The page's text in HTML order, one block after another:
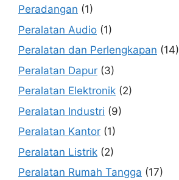
Peradangan (1)
Peralatan Audio (1)
Peralatan dan Perlengkapan (14)
Peralatan Dapur (3)
Peralatan Elektronik (2)
Peralatan Industri (9)
Peralatan Kantor (1)
Peralatan Listrik (2)
Peralatan Rumah Tangga (17)